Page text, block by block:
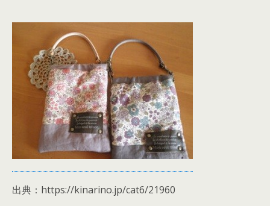
出典：https://kinarino.jp/cat6/21960